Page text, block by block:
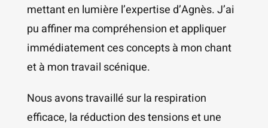
mettant en lumière l’expertise d’Agnès. J’ai
pu affiner ma compréhension et appliquer
immédiatement ces concepts à mon chant
et à mon travail scénique.
Nous avons travaillé sur la respiration
efficace, la réduction des tensions et une